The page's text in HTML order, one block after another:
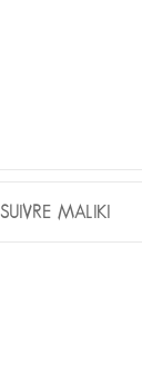
SUIVRE MALIKI